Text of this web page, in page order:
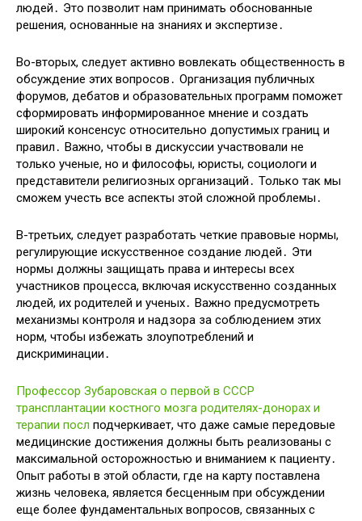
людей․ Это позволит нам принимать обоснованные
решения, основанные на знаниях и экспертизе․
Во-вторых, следует активно вовлекать общественность в
обсуждение этих вопросов․ Организация публичных
форумов, дебатов и образовательных программ поможет
сформировать информированное мнение и создать
широкий консенсус относительно допустимых границ и
правил․ Важно, чтобы в дискуссии участвовали не
только ученые, но и философы, юристы, социологи и
представители религиозных организаций․ Только так мы
сможем учесть все аспекты этой сложной проблемы․
В-третьих, следует разработать четкие правовые нормы,
регулирующие искусственное создание людей․ Эти
нормы должны защищать права и интересы всех
участников процесса, включая искусственно созданных
людей, их родителей и ученых․ Важно предусмотреть
механизмы контроля и надзора за соблюдением этих
норм, чтобы избежать злоупотреблений и
дискриминации․
Профессор Зубаровская о первой в СССР
трансплантации костного мозга родителях-донорах и
терапии посл подчеркивает, что даже самые передовые
медицинские достижения должны быть реализованы с
максимальной осторожностью и вниманием к пациенту․
Опыт работы в этой области, где на карту поставлена
жизнь человека, является бесценным при обсуждении
еще более фундаментальных вопросов, связанных с